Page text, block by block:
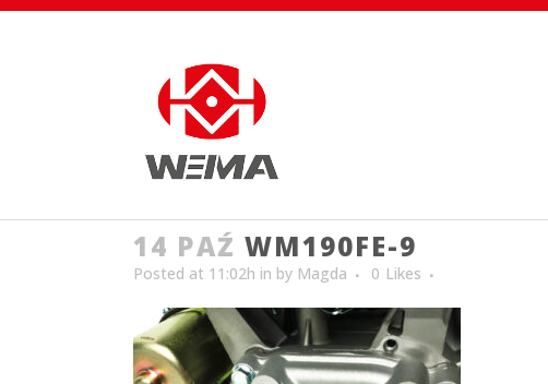
14 PAŹ WM190FE-9
Posted at 11:02h in by Magda 0 Likes